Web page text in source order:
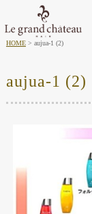
HOME aujua-1 (2)
aujua-1 (2)